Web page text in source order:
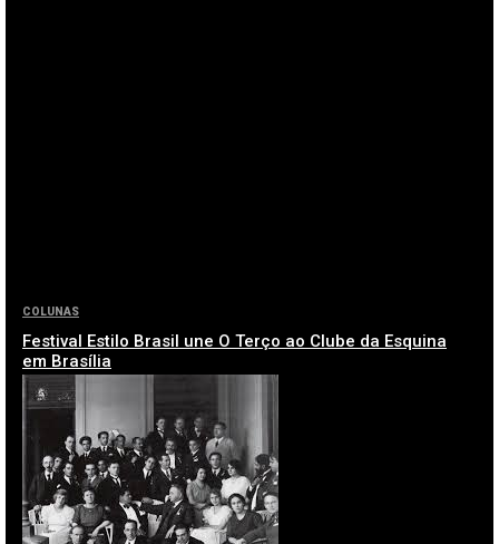
COLUNAS
Festival Estilo Brasil une O Terço ao Clube da Esquina
em Brasília